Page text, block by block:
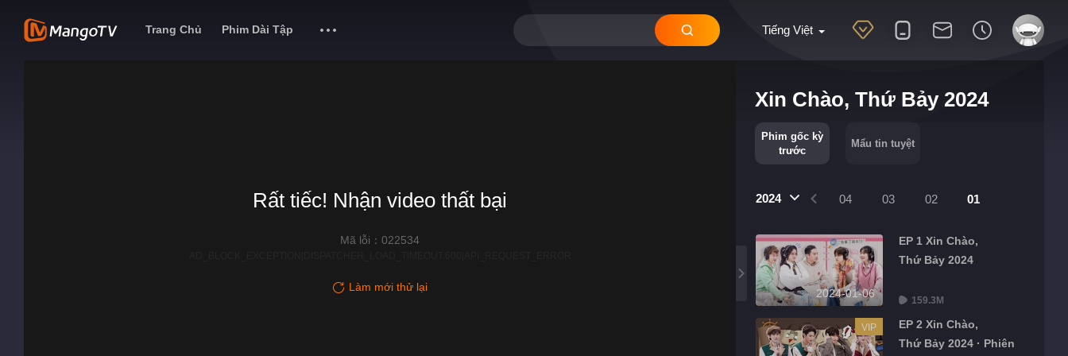
Tiếng Việt
Trang Chủ Phim Dài Tập
Xin Chào, Thứ Bảy 2024
Phim gốc kỳ
trước
Mẩu tin tuyệt
2024
12 06 05 04 03 02 01
2024-01-06
EP 1 Xin Chào,
Thứ Bảy 2024
159.3M
VIP
EP 2 Xin Chào,
Thứ Bảy 2024 · Phiên
Rất tiếc! Nhận video thất bại
Mã lỗi：022534
Làm mới thử lại